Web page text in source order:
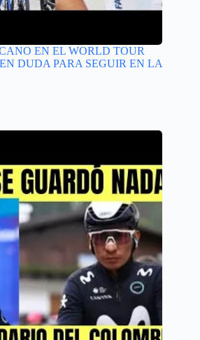
EN EL WORLD TOUR
DUDA PARA SEGUIR EN LA